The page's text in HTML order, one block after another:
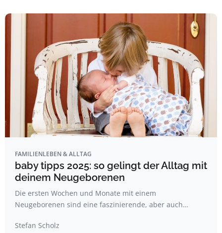
FAMILIENLEBEN & ALLTAG
baby tipps 2025: so gelingt der Alltag mit
deinem Neugeborenen
Die ersten Wochen und Monate mit einem
Neugeborenen sind eine faszinierende, aber auch…
Stefan Scholz